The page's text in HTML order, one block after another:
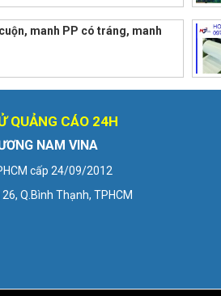
manh PP có tráng, manh
QUẢNG CÁO 24H
NAM VINA
cấp 24/09/2012
Q.Bình Thạnh, TPHCM